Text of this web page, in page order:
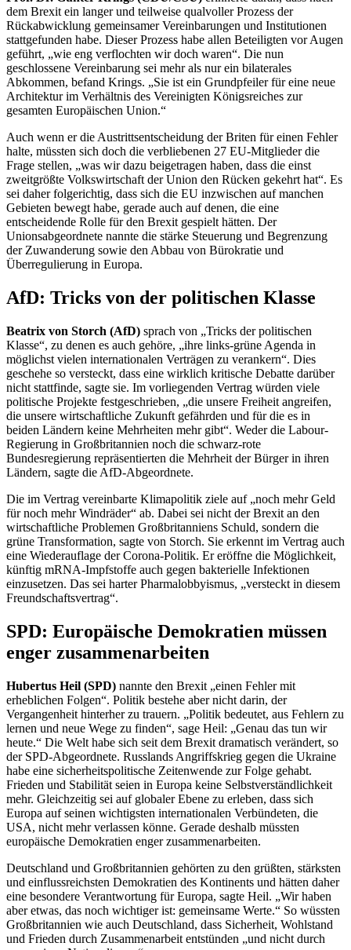
dem Brexit ein langer und teilweise qualvoller Prozess der
Rückabwicklung gemeinsamer Vereinbarungen und Institutionen
stattgefunden habe. Dieser Prozess habe allen Beteiligten vor Augen
geführt, „wie eng verflochten wir doch waren“. Die nun
geschlossene Vereinbarung sei mehr als nur ein bilaterales
Abkommen, befand Krings. „Sie ist ein Grundpfeiler für eine neue
Architektur im Verhältnis des Vereinigten Königsreiches zur
gesamten Europäischen Union.“
Auch wenn er die Austrittsentscheidung der Briten für einen Fehler
halte, müssten sich doch die verbliebenen 27 EU-Mitglieder die
Frage stellen, „was wir dazu beigetragen haben, dass die einst
zweitgrößte Volkswirtschaft der Union den Rücken gekehrt hat“. Es
sei daher folgerichtig, dass sich die EU inzwischen auf manchen
Gebieten bewegt habe, gerade auch auf denen, die eine
entscheidende Rolle für den Brexit gespielt hätten. Der
Unionsabgeordnete nannte die stärke Steuerung und Begrenzung
der Zuwanderung sowie den Abbau von Bürokratie und
Überregulierung in Europa.
AfD: Tricks von der politischen Klasse
Beatrix von Storch (AfD) sprach von „Tricks der politischen
Klasse“, zu denen es auch gehöre, „ihre links-grüne Agenda in
möglichst vielen internationalen Verträgen zu verankern“. Dies
geschehe so versteckt, dass eine wirklich kritische Debatte darüber
nicht stattfinde, sagte sie. Im vorliegenden Vertrag würden viele
politische Projekte festgeschrieben, „die unsere Freiheit angreifen,
die unsere wirtschaftliche Zukunft gefährden und für die es in
beiden Ländern keine Mehrheiten mehr gibt“. Weder die Labour-
Regierung in Großbritannien noch die schwarz-rote
Bundesregierung repräsentierten die Mehrheit der Bürger in ihren
Ländern, sagte die AfD-Abgeordnete.
Die im Vertrag vereinbarte Klimapolitik ziele auf „noch mehr Geld
für noch mehr Windräder“ ab. Dabei sei nicht der Brexit an den
wirtschaftliche Problemen Großbritanniens Schuld, sondern die
grüne Transformation, sagte von Storch. Sie erkennt im Vertrag auch
eine Wiederauflage der Corona-Politik. Er eröffne die Möglichkeit,
künftig mRNA-Impfstoffe auch gegen bakterielle Infektionen
einzusetzen. Das sei harter Pharmalobbyismus, „versteckt in diesem
Freundschaftsvertrag“.
SPD: Europäische Demokratien müssen
enger zusammenarbeiten
Hubertus Heil (SPD) nannte den Brexit „einen Fehler mit
erheblichen Folgen“. Politik bestehe aber nicht darin, der
Vergangenheit hinterher zu trauern. „Politik bedeutet, aus Fehlern zu
lernen und neue Wege zu finden“, sage Heil: „Genau das tun wir
heute.“ Die Welt habe sich seit dem Brexit dramatisch verändert, so
der SPD-Abgeordnete. Russlands Angriffskrieg gegen die Ukraine
habe eine sicherheitspolitische Zeitenwende zur Folge gehabt.
Frieden und Stabilität seien in Europa keine Selbstverständlichkeit
mehr. Gleichzeitig sei auf globaler Ebene zu erleben, dass sich
Europa auf seinen wichtigsten internationalen Verbündeten, die
USA, nicht mehr verlassen könne. Gerade deshalb müssten
europäische Demokratien enger zusammenarbeiten.
Deutschland und Großbritannien gehörten zu den grüßten, stärksten
und einflussreichsten Demokratien des Kontinents und hätten daher
eine besondere Verantwortung für Europa, sagte Heil. „Wir haben
aber etwas, das noch wichtiger ist: gemeinsame Werte.“ So wüssten
Großbritannien wie auch Deutschland, dass Sicherheit, Wohlstand
und Frieden durch Zusammenarbeit entstünden „und nicht durch